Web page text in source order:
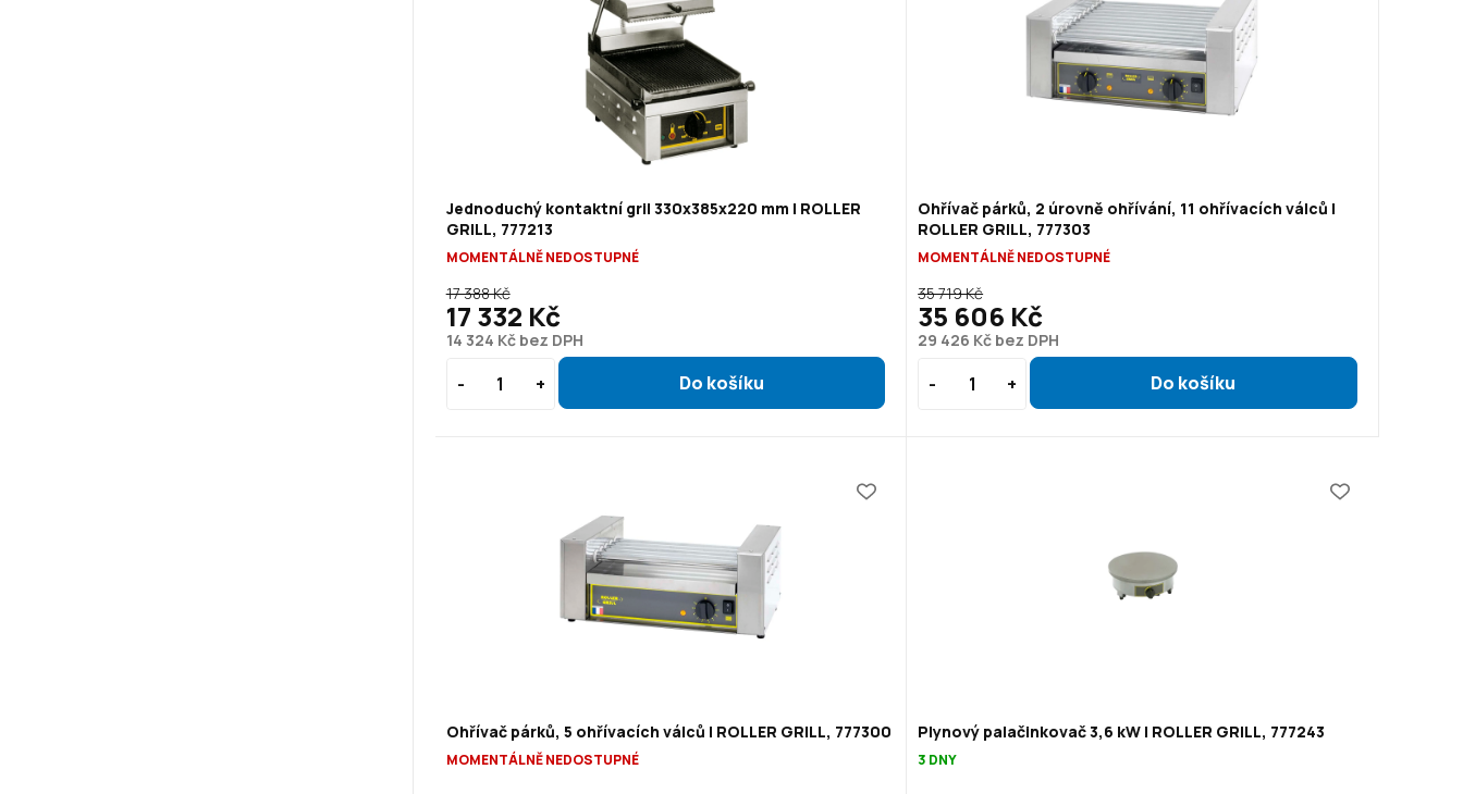
Jednoduchý kontaktní gril 330x385x220 mm | ROLLER
GRILL, 777213
MOMENTÁLNĚ NEDOSTUPNÉ
14 324 Kč bez DPH
17 388 Kč
17 332 Kč
Ohřívač párků, 2 úrovně ohřívání, 11 ohřívacích válců |
ROLLER GRILL, 777303
MOMENTÁLNĚ NEDOSTUPNÉ
29 426 Kč bez DPH
35 719 Kč
35 606 Kč
Ohřívač párků, 5 ohřívacích válců | ROLLER GRILL, 777300
MOMENTÁLNĚ NEDOSTUPNÉ
Plynový palačinkovač 3,6 kW | ROLLER GRILL, 777243
3 DNY